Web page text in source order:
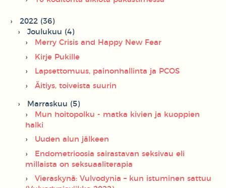
2022 (36)
Joulukuu (4)
Merry Crisis and Happy New Fear
Kirje Pukille
Lapsettomuus, painonhallinta ja PCOS
Äitiys, toiveista suurin
Marraskuu (5)
Mun hoitopolku - matka kivien ja kuoppien
halki
Uuden alun jälkeen
Endometrioosia sairastavan seksivau eli
millaista on seksuaaliterapia
Vieraskynä: Vulvodynia – kun istuminen sattuu